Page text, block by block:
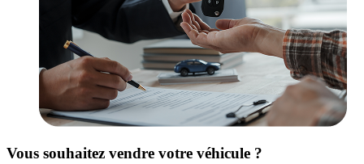
Vous souhaitez vendre votre véhicule ?